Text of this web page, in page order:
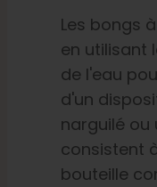
Les bongs
en utilisant
de l'eau
d'un
narguilé ou
consistent
bouteille